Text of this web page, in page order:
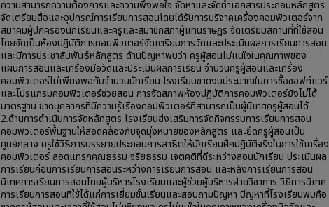
ความสามารถความต้องการและความพึงพอใจ จัดหาและจัดทำเอกสารประกอบหลักสูตร
จัดเตรียมสื่อและอุปกรณ์การเรียนการสอนโดยได้รับการบริจาคเครื่องคอมพิวเตอร์จาก
สมาคมผู้ปกครองนักเรียนและครูและสมาชิกสภาผู้แทนราษฎร จัดเตรียมสถานที่ที่ใช้สอน
โดยจัดเป็นห้องปฏิบัติการคอมพิวเตอร์จัดเตรียมการวัดและประเมินผลการเรียนการสอน
และมีการประชาสัมพันธ์หลักสูตร ด้านปัญหาพบว่า ครูผู้สอนไม่แน่ใจในคุณภาพของ
แผนการสอนและเครื่องมือวัดและประเมินผลการเรียน จำนวนครูผู้สอนและเครื่อง
คอมพิวเตอร์ไม่เพียงพอกับจำนวนนักเรียน โรงเรียนขาดงบประมาณในการซื้อซอฟท์แวร์
และโปรแกรมคอมพิวเตอร์ช่วยสอน การจัดสภาพห้องปฏิบัติการคอมพิวเตอร์ยังไม่ได้
มาตรฐาน ขาดบุคลากรที่มีความรู้เรื่องคอมพิวเตอร์ที่สามารถเป็นผู้นิเทศครูผู้สอนได้
2.ด้านการดำเนินการจัดหลักสูตร โรงเรียนส่งเสริมการจัดกิจกรรมการเรียนการสอน
คอมพิวเตอร์พื้นฐานให้สอดคล้องกับจุดมุ่งหมายของหลักสูตร และยึดครูผู้สอนเป็น
ศูนย์กลาง ครูใช้วิธีการบรรยายประกอบการสาธิตให้นักเรียนฝึกปฏิบัติจริงในการใช้เครื่อง
คอมพิวเตอร์ สอดแทรกคุณธรรม จริยธรรม เจตคติที่ดีระหว่างสอนนักเรียน ประเมินผล
การเรียนก่อนการเรียนการสอนระหว่างการเรียนการสอน และหลังการเรียนการสอน
นิเทศการเรียนการสอนโดยผู้บริหารโรงเรียนและผู้ช่วยผู้บริหารฝ่ายวิชาการ วิธีการนิเทศ
การเรียนการสอนที่ใช้ได้แก่การเยี่ยมชั้นเรียนและสอบถามปัญหา ปัญหาที่โรงเรียนพบคือ